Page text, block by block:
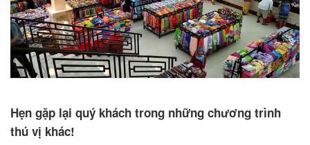
Hẹn gặp lại quý khách trong những chương trình
thú vị khác!